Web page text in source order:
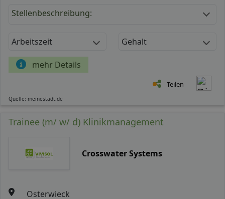
Stellenbeschreibung:
Arbeitszeit Gehalt
mehr Details
Teilen
Quelle: meinestadt.de
Trainee (m/ w/ d) Klinikmanagement
Crosswater Systems
Osterwieck